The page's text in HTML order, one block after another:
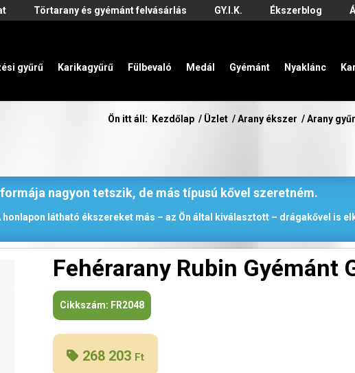
Törtarany és gyémánt felvásárlás GY.I.K. Ékszerblog
gyűrű Karikagyűrű Fülbevaló Medál Gyémánt Nyaklánc
Ön itt áll: Kezdőlap / Üzlet / Arany ékszer / Arany
nagyon tetszik, de más típusú kővel szeretném.
honlapon látható ékszereket más – az Ön által kiválasztott – drágakővel is
Fehérarany Rubin Gyémánt
Cikkszám: FR2048
268 203 Ft